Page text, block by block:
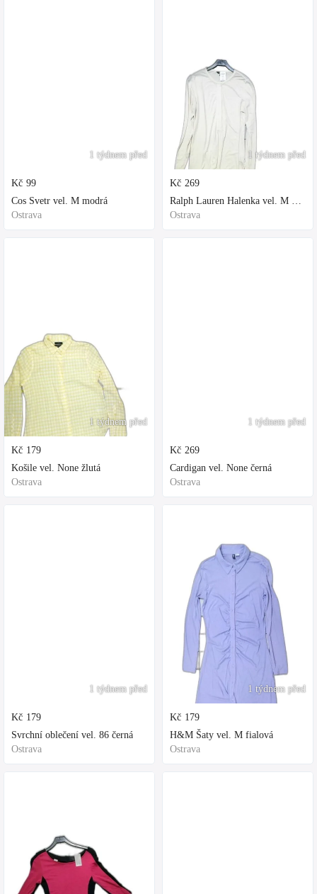
1 týdnem před
Kč 99
Cos Svetr vel. M modrá
Ostrava
1 týdnem před
Kč 179
Košile vel. None žlutá
Ostrava
1 týdnem před
Kč 179
Svrchní oblečení vel. 86 černá
Ostrava
1 týdnem před
Kč 269
Ralph Lauren Halenka vel. M bílá
Ostrava
1 týdnem před
Kč 269
Cardigan vel. None černá
Ostrava
1 týdnem před
Kč 179
H&M Šaty vel. M fialová
Ostrava